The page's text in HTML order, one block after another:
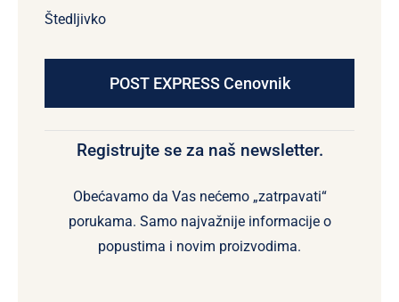
Štedljivko
POST EXPRESS Cenovnik
Registrujte se za naš newsletter.
Obećavamo da Vas nećemo „zatrpavati“
porukama. Samo najvažnije informacije o
popustima i novim proizvodima.